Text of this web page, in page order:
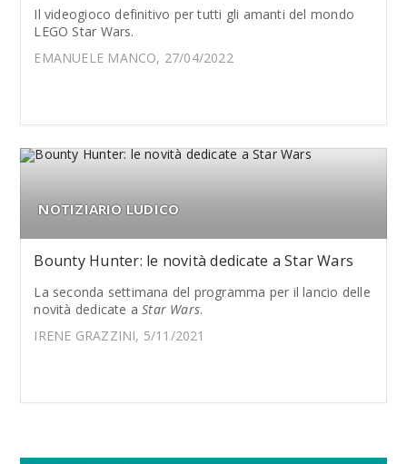
Il videogioco definitivo per tutti gli amanti del mondo
LEGO Star Wars.
EMANUELE MANCO, 27/04/2022
NOTIZIARIO LUDICO
Bounty Hunter: le novità dedicate a Star Wars
La seconda settimana del programma per il lancio delle
novità dedicate aStar Wars.
IRENE GRAZZINI, 5/11/2021